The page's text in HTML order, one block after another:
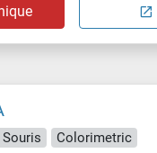
Colorimetric